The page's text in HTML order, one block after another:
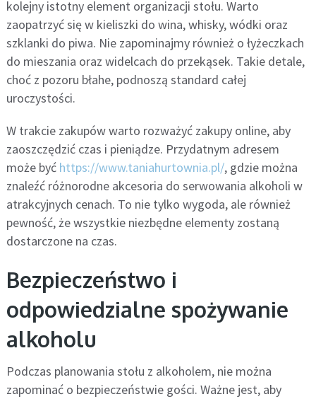
kolejny istotny element organizacji stołu. Warto
zaopatrzyć się w kieliszki do wina, whisky, wódki oraz
szklanki do piwa. Nie zapominajmy również o łyżeczkach
do mieszania oraz widelcach do przekąsek. Takie detale,
choć z pozoru błahe, podnoszą standard całej
uroczystości.
W trakcie zakupów warto rozważyć zakupy online, aby
zaoszczędzić czas i pieniądze. Przydatnym adresem
może być https://www.taniahurtownia.pl/, gdzie można
znaleźć różnorodne akcesoria do serwowania alkoholi w
atrakcyjnych cenach. To nie tylko wygoda, ale również
pewność, że wszystkie niezbędne elementy zostaną
dostarczone na czas.
Bezpieczeństwo i
odpowiedzialne spożywanie
alkoholu
Podczas planowania stołu z alkoholem, nie można
zapominać o bezpieczeństwie gości. Ważne jest, aby